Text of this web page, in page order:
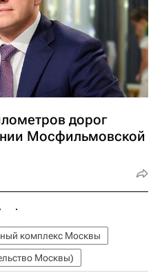
дорог
Мосфильмовской
комплекс Москвы
Москвы)